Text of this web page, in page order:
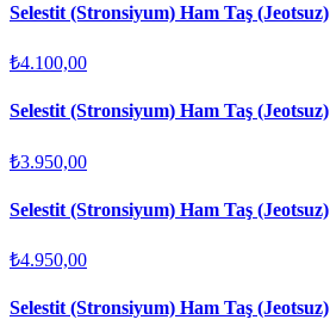
Selestit (Stronsiyum) Ham Taş (Jeotsuz)
₺4.100,00
Selestit (Stronsiyum) Ham Taş (Jeotsuz)
₺3.950,00
Selestit (Stronsiyum) Ham Taş (Jeotsuz)
₺4.950,00
Selestit (Stronsiyum) Ham Taş (Jeotsuz)